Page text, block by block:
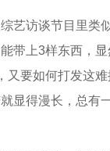
艺访谈节目里类
带上3样东西，
又要如何打发这
显得漫长，总有